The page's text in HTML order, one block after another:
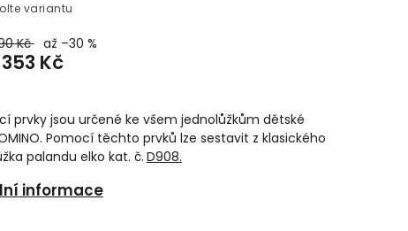
variantu
Kč až –30 %
Kč
prvky jsou určené ke všem jednolůžkům dětské
Pomocí těchto prvků lze sestavit z klasického
palandu elko kat. č. D908.
informace